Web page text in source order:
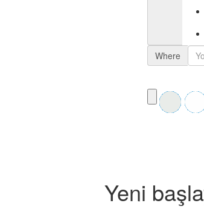
Where
Yeni